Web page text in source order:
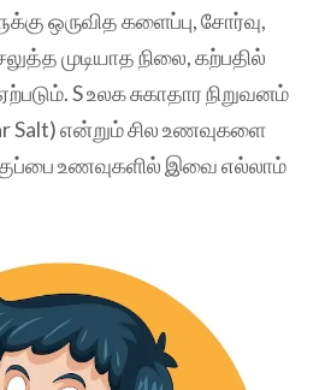
ஒருவித களைப்பு, சோர்வு,
முடியாத நிலை, கற்பதில்
S உலக சுகாதார நிறுவனம்
Salt) என்றும் சில உணவுகளை
குப்பை உணவுகளில் இவை எல்லாம்